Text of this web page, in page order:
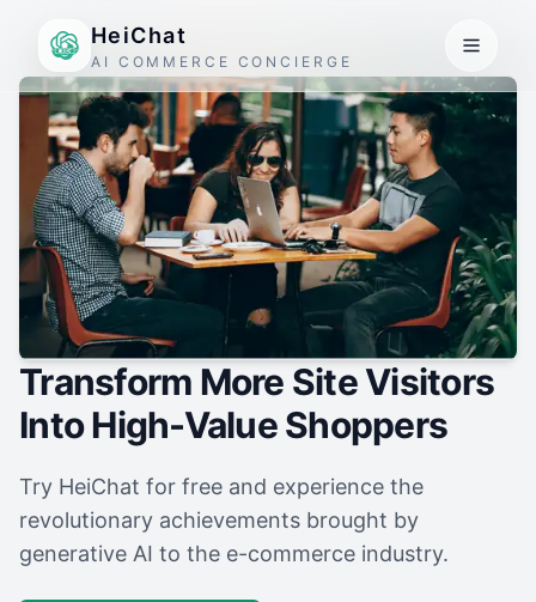
HeiChat
AI COMMERCE CONCIERGE
Transform More Site Visitors
Into High-Value Shoppers
Try HeiChat for free and experience the
revolutionary achievements brought by
generative AI to the e-commerce industry.